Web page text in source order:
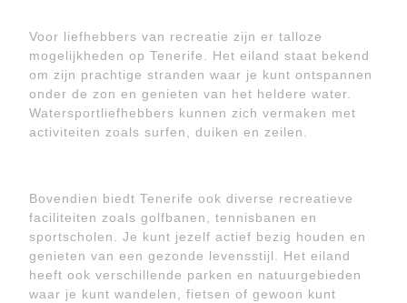
Voor liefhebbers van recreatie zijn er talloze
mogelijkheden op Tenerife. Het eiland staat bekend
om zijn prachtige stranden waar je kunt ontspannen
onder de zon en genieten van het heldere water.
Watersportliefhebbers kunnen zich vermaken met
activiteiten zoals surfen, duiken en zeilen.
Bovendien biedt Tenerife ook diverse recreatieve
faciliteiten zoals golfbanen, tennisbanen en
sportscholen. Je kunt jezelf actief bezig houden en
genieten van een gezonde levensstijl. Het eiland
heeft ook verschillende parken en natuurgebieden
waar je kunt wandelen, fietsen of gewoon kunt